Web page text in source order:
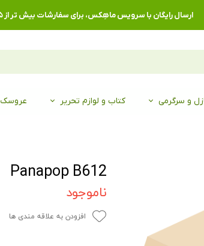
ارسال رایگان با سرویس ماهِکس، برای سفارشات بیش تر از ۲۵ میلیون تومان
و سرگرمی کتاب و لوازم تحریر عروسک
Panapop B612
ناموجود
افزودن به علاقه مندی ها